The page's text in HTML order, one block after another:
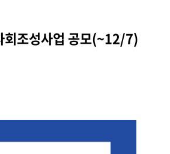
조성사업 공모(~12/7)